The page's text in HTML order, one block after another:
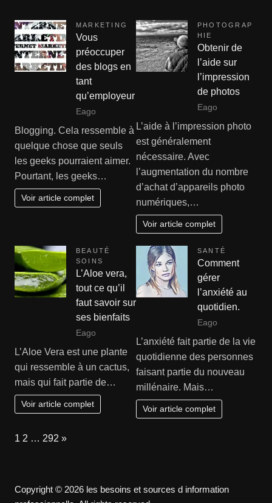
MARKETING
Vous
préoccuper
des blogs en
tant
qu’employeur
Eago
Blogging. Cela ressemble à
quelque chose que seuls
les geeks pourraient aimer.
Pourtant, les geeks…
Voir article complet
PHOTOGRAP
HIE
Obtenir de
l’aide sur
l’impression
de photos
Eago
L’aide à l’impression photo
est généralement
nécessaire. Avec
l’augmentation du nombre
d’achat d’appareils photo
numériques,…
Voir article complet
BEAUTÉ
SOINS
L’Aloe vera,
tout ce qu’il
faut savoir sur
ses bienfaits
Eago
L’Aloe Vera est une plante
qui ressemble à un cactus,
mais qui fait partie de…
Voir article complet
SANTÉ
Comment
gérer
l’anxiété au
quotidien.
Eago
L’anxiété fait partie de la vie
quotidienne des personnes
faisant partie du nouveau
millénaire. Mais…
Voir article complet
Page:
1 2 … 292 Next
»
Copyright © 2026 les besoins et sources d information